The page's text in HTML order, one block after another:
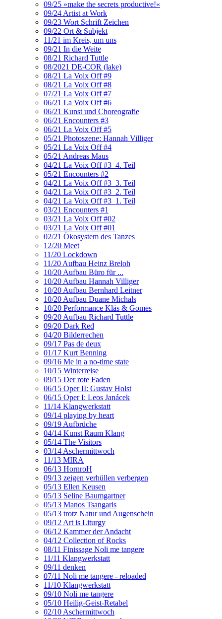
09/25 »make the secrets productive!«
09/24 Artist at Work
09/23 Wort Schrift Zeichen
09/22 Ort & Subjekt
11/21 im Kreis, um uns
09/21 In die Weite
08/21 Richard Tuttle
08/2021 DE-COR (lake)
08/21 La Voix Off #9
08/21 La Voix Off #8
07/21 La Voix Off #7
06/21 La Voix Off #6
06/21 Kunst und Choreografie
06/21 Encounters #3
06/21 La Voix Off #5
05/21 Photoszene: Hannah Villiger
05/21 La Voix Off #4
05/21 Andreas Maus
04/21 La Voix Off #3_4. Teil
05/21 Encounters #2
04/21 La Voix Off #3_3. Teil
04/21 La Voix Off #3_2. Teil
04/21 La Voix Off #3_1. Teil
03/21 Encounters #1
03/21 La Voix Off #02
03/21 La Voix Off #01
02/21 Ökosystem des Tanzes
12/20 Meet
11/20 Lockdown
11/20 Aufbau Heinz Breloh
10/20 Aufbau Büro für ...
10/20 Aufbau Hannah Villiger
10/20 Aufbau Bernhard Leitner
10/20 Aufbau Duane Michals
10/20 Performance Kläs & Gomes
09/20 Aufbau Richard Tuttle
09/20 Dark Red
04/20 Bilderrechen
09/17 Pas de deux
01/17 Kurt Benning
09/16 Me in a no-time state
10/15 Winterreise
09/15 Der rote Faden
06/15 Oper II: Gustav Holst
06/15 Oper I: Leos Janácek
11/14 Klangwerkstatt
09/14 playing by heart
09/19 Aufbrüche
04/14 Kunst Raum Klang
05/14 The Visitors
03/14 Aschermittwoch
11/13 MIRA
06/13 HornroH
09/13 zeigen verhüllen verbergen
05/13 Ellen Keusen
05/13 Seline Baumgartner
05/13 Manos Tsangaris
05/13 trotz Natur und Augenschein
09/12 Art is Liturgy
06/12 Kammer der Andacht
04/12 Collection of Rocks
08/11 Finissage Noli me tangere
11/11 Klangwerkstatt
09/11 denken
07/11 Noli me tangere - reloaded
11/10 Klangwerkstatt
09/10 Noli me tangere
05/10 Heilig-Geist-Retabel
02/10 Aschermittwoch